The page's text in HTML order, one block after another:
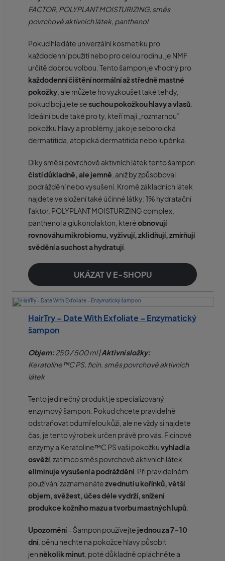
FACTOR, POLYPLANT MOISTURIZING, směs
povrchově aktivních látek, panthenol
Pokud hledáte univerzální kosmetiku pro
každodenní použití nebo pro celou rodinu, je NMF
určitě dobrou volbou. Tento šampon je vhodný pro
každodenní čištění normální až středně mastné
pokožky, ale můžete ho vyzkoušet také tehdy,
pokud bojujete sesuchou pokožkou hlavy a vlasů.
Ideální bude také pro ty, kteří mají „rozmarnou”
pokožku hlavy a problémy, jako je seboroická
dermatitida, atopická dermatitida nebo lupénka.
Díky směsi povrchově aktivních látek tento šampon
čistí důkladně, ale jemně , aniž by způsoboval
podráždění nebo vysušení. Kromě základních látek
najdete ve složení také účinné látky: 1% hydratační
faktor, POLYPLANT MOISTURIZING complex,
panthenol a glukonolakton, kteréobnovují
rovnováhu mikrobiomu, vyživují, zklidňují, zmírňují
svědění a suchost a hydratují.
UKÁZAT V E-SHOPU
HairTry – Date With Exfoliate – Enzymatický
šampon
Objem:250 / 500 ml |Aktivní složky:
Keratoline™C PS, ficin, směs povrchově aktivních
látek
Tento jedinečný produkt je specializovaný
enzymový šampon. Pokud chcete pravidelně
odstraňovat odumřelou kůži, ale ne vždy si najdete
čas, je tento výrobek určen právě pro vás. Ficinové
enzymy a Keratoline™C PS vaši pokožkuvyhladí a
osvěží, zatímco směs povrchově aktivních látek
eliminuje vysušení a podráždění. Při pravidelném
používání zaznamenátezvednutí u kořínků, větší
objem, svěžest, účes déle vydrží, snížení
produkce kožního mazu a tvorbu mastných lupů.
Upozornění– Šampon používejte jednou za7-10
dní, pěnu nechte na pokožce hlavy působit
jen několik minut , poté důkladně opláchněte a